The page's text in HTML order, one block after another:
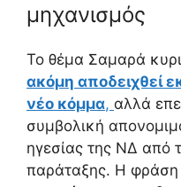
μηχανισμός
Το θέμα Σαμαρά
ακόμη αποδειχθεί
νέο κόμμα, αλλά
συμβολική
ηγεσίας της ΝΔ από
παράταξης. Η φράση